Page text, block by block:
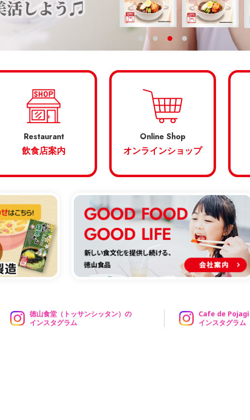
Restaurant
飲食店案内
Online Shop
オンラインショップ
徳山食堂（トッサンシッタン）の
インスタグラム
Cafe de Pojagi
インスタグラム